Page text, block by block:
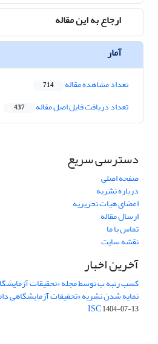
ارجاع به این مقاله
آمار
تعداد مشاهده مقاله 714
تعداد دریافت فایل اصل مقاله 437
دسترسی سریع
صفحه اصلی
درباره نشریه
اعضای هیات تحریریه
ارسال مقاله
تماس با ما
نقشه سایت
آخرین اخبار
کسب رتبه ب توسط مجله «تحقیقات
نمایه شدن نشریه «تحقیقات آزمایشگاهی
ISC1404-07-13